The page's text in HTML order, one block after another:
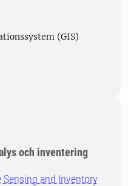
(GIS)
och inventering
Sensing and Inventory